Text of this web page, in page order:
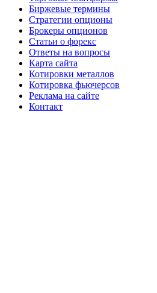
Биржевые термины
Стратегии опционы
Брокеры опционов
Статьи о форекс
Ответы на вопросы
Карта сайта
Котировки металлов
Котировка фьючерсов
Реклама на сайте
Контакт